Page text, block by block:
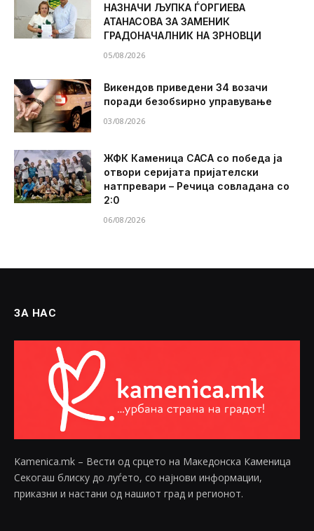
НАЗНАЧИ ЉУПКА ЃОРГИЕВА
АТАНАСОВА ЗА ЗАМЕНИК
ГРАДОНАЧАЛНИК НА ЗРНОВЦИ
05/08/2026
Викендов приведени 34 возачи
поради безобѕирно управување
03/08/2026
ЖФК Каменица САСА со победа ја
отвори серијата пријателски
натпревари – Речица совладана со
2:0
06/08/2026
ЗА НАС
Kamenica.mk – Вести од срцето на Македонска Каменица
Секогаш блиску до луѓето, со најнови информации,
приказни и настани од нашиот град и регионот.